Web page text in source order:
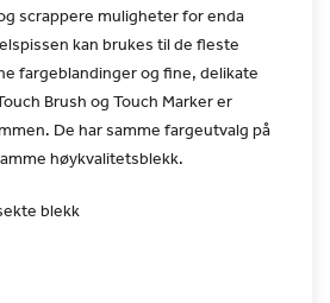
scrappere muligheter for enda
kan brukes til de fleste
fargeblandinger og fine, delikate
Brush og Touch Marker er
De harsamme fargeutvalg på
høykvalitetsblekk.
blekk